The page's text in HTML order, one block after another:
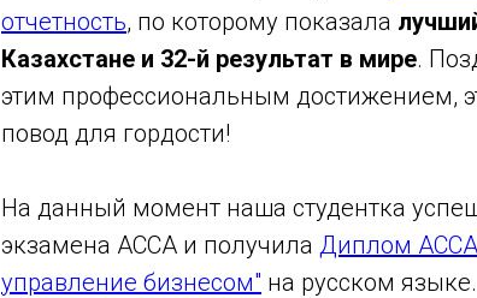
отчетность, по которому показала
Казахстане и 32-й результат в мире.
этим профессиональным достижением,
повод для гордости!
На данный момент наша студентка
экзамена ACCA и получила Диплом
управление бизнесом" на русском языке.